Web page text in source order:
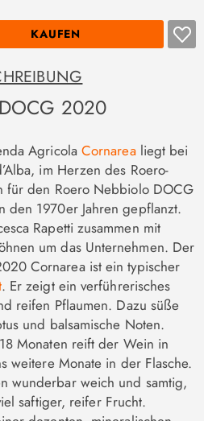
KAUFEN
2020
Agricola Cornarealiegt bei
im Herzen des Roero-
für den Roero Nebbiolo DOCG
1970er Jahren gepflanzt.
Rapetti zusammen mit
um das Unternehmen. Der
Cornarea ist ein typischer
. Er zeigt ein verführerisches
reifen Pflaumen. Dazu süße
und balsamische Noten.
Monaten reift der Wein in
weitere Monate in der Flasche.
wunderbar weich und samtig,
saftiger, reifer Frucht.